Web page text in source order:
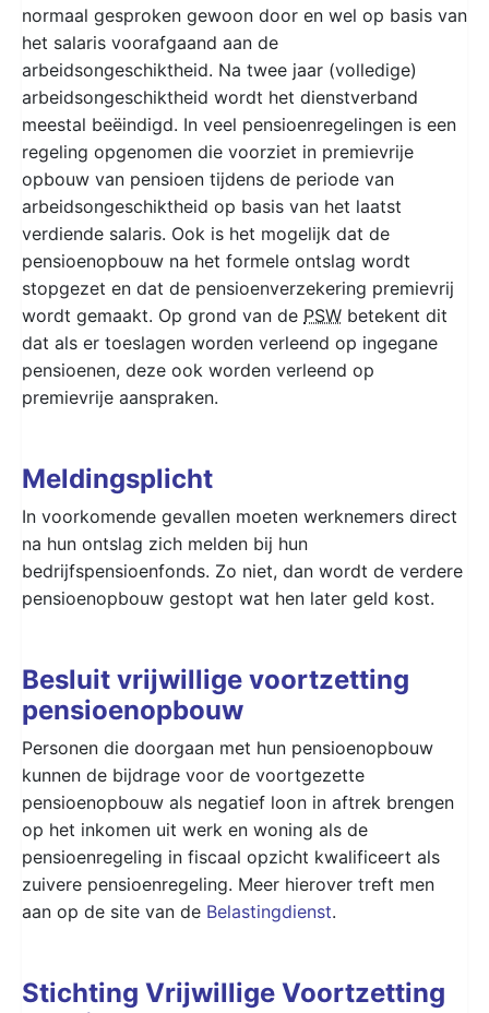
normaal gesproken gewoon door en wel op basis van
het salaris voorafgaand aan de
arbeidsongeschiktheid. Na twee jaar (volledige)
arbeidsongeschiktheid wordt het dienstverband
meestal beëindigd. In veel pensioenregelingen is een
regeling opgenomen die voorziet in premievrije
opbouw van pensioen tijdens de periode van
arbeidsongeschiktheid op basis van het laatst
verdiende salaris. Ook is het mogelijk dat de
pensioenopbouw na het formele ontslag wordt
stopgezet en dat de pensioenverzekering premievrij
wordt gemaakt. Op grond van de PSW betekent dit
dat als er toeslagen worden verleend op ingegane
pensioenen, deze ook worden verleend op
premievrije aanspraken.
Meldingsplicht
In voorkomende gevallen moeten werknemers direct
na hun ontslag zich melden bij hun
bedrijfspensioenfonds. Zo niet, dan wordt de verdere
pensioenopbouw gestopt wat hen later geld kost.
Besluit vrijwillige voortzetting
pensioenopbouw
Personen die doorgaan met hun pensioenopbouw
kunnen de bijdrage voor de voortgezette
pensioenopbouw als negatief loon in aftrek brengen
op het inkomen uit werk en woning als de
pensioenregeling in fiscaal opzicht kwalificeert als
zuivere pensioenregeling. Meer hierover treft men
aan op de site van de Belastingdienst.
Stichting Vrijwillige Voortzetting